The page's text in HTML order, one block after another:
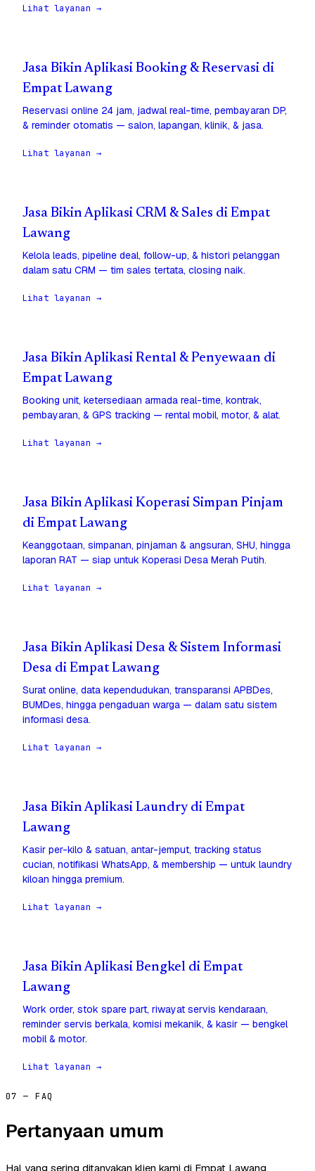
Lihat layanan →
Jasa Bikin Aplikasi Booking & Reservasi di
Empat Lawang
Reservasi online 24 jam, jadwal real-time, pembayaran DP,
& reminder otomatis — salon, lapangan, klinik, & jasa.
Lihat layanan →
Jasa Bikin Aplikasi CRM & Sales di Empat
Lawang
Kelola leads, pipeline deal, follow-up, & histori pelanggan
dalam satu CRM — tim sales tertata, closing naik.
Lihat layanan →
Jasa Bikin Aplikasi Rental & Penyewaan di
Empat Lawang
Booking unit, ketersediaan armada real-time, kontrak,
pembayaran, & GPS tracking — rental mobil, motor, & alat.
Lihat layanan →
Jasa Bikin Aplikasi Koperasi Simpan Pinjam
di Empat Lawang
Keanggotaan, simpanan, pinjaman & angsuran, SHU, hingga
laporan RAT — siap untuk Koperasi Desa Merah Putih.
Lihat layanan →
Jasa Bikin Aplikasi Desa & Sistem Informasi
Desa di Empat Lawang
Surat online, data kependudukan, transparansi APBDes,
BUMDes, hingga pengaduan warga — dalam satu sistem
informasi desa.
Lihat layanan →
Jasa Bikin Aplikasi Laundry di Empat
Lawang
Kasir per-kilo & satuan, antar-jemput, tracking status
cucian, notifikasi WhatsApp, & membership — untuk laundry
kiloan hingga premium.
Lihat layanan →
Jasa Bikin Aplikasi Bengkel di Empat
Lawang
Work order, stok spare part, riwayat servis kendaraan,
reminder servis berkala, komisi mekanik, & kasir — bengkel
mobil & motor.
Lihat layanan →
07 — FAQ
Pertanyaan umum
Hal yang sering ditanyakan klien kami di Empat Lawang.